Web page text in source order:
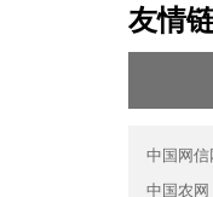
友情
中国网信
中国农网